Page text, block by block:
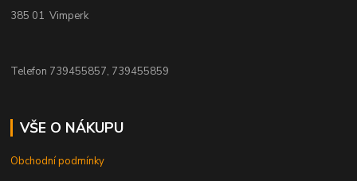
385 01 Vimperk
Telefon 739455857, 739455859
VŠE O NÁKUPU
Obchodní podmínky